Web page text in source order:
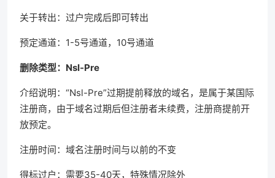
关于转出：过户完成后即可转出
预定通道：1-5号通道，10号通道
删除类型：Nsl-Pre
介绍说明：“Nsl-Pre”过期提前释放的域名，是属于某国际
注册商，由于域名过期后但注册者未续费，注册商提前开
放预定。
注册时间：域名注册时间与以前的不变
得标过户：需要35-40天，特殊情况除外